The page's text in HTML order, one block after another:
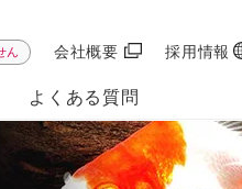
ん 会社概要 採用情報
よくある質問